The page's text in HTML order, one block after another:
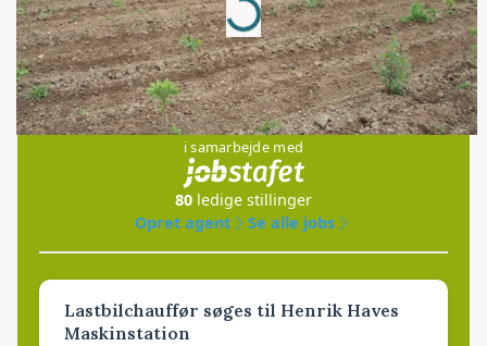
Loading...
Jobs
i samarbejde med
80 ledige stillinger
Opret agent
Se alle jobs
Lastbilchauffør søges til Henrik Haves
Maskinstation